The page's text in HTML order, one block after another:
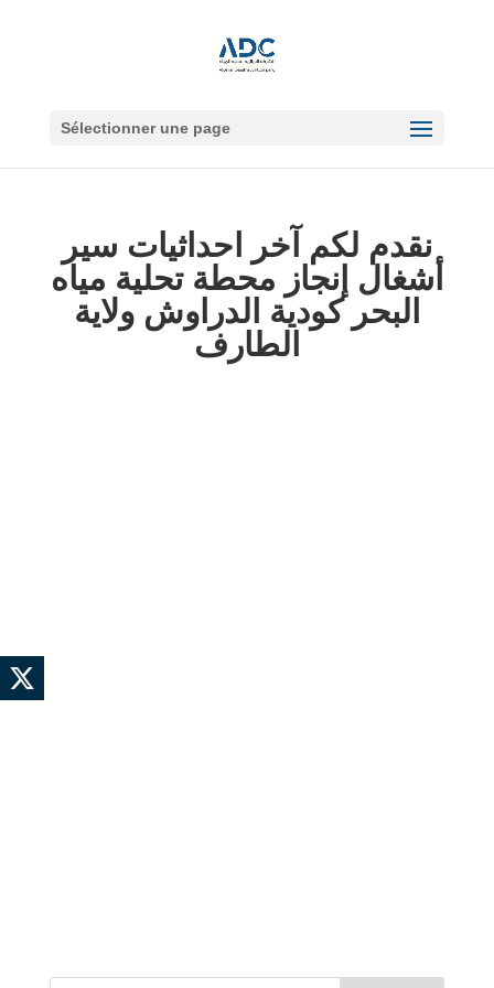
Sélectionner une page
نقدم لكم آخر احداثيات سير
أشغال إنجاز محطة تحلية مياه
البحر كودية الدراوش ولاية
الطارف